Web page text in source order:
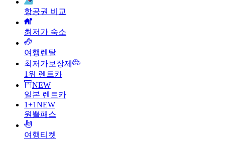
항공권 비교
최저가 숙소
여행렌탈
최저가보장제
1위 렌트카
NEW
일본 렌트카
1+1NEW
원쁠패스
여행티켓